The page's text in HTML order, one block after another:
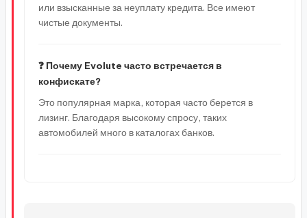
или взысканные за неуплату кредита. Все имеют
чистые документы.
❓ Почему Evolute часто встречается в
конфискате?
Это популярная марка, которая часто берется в
лизинг. Благодаря высокому спросу, таких
автомобилей много в каталогах банков.